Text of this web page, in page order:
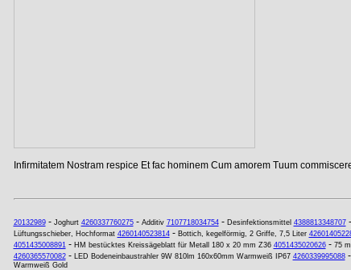
Infirmitatem Nostram respice Et fac hominem Cum amorem Tuum
20132989- Joghurt 4260337760275- Additiv 7107718034754- Desinfektionsmittel 4388813348707-
Lüftungsschieber, Hochformat 4260140523814- Bottich, kegelförmig, 2 Griffe, 7,5 Liter
4051435008891- HM bestücktes Kreissägeblatt für Metall 180 x 20 mm Z36 4051435020626- 75
4260365570082- LED Bodeneinbaustrahler 9W 810lm 160x60mm Warmweiß IP67 4260339995088-
Warmweiß Gold